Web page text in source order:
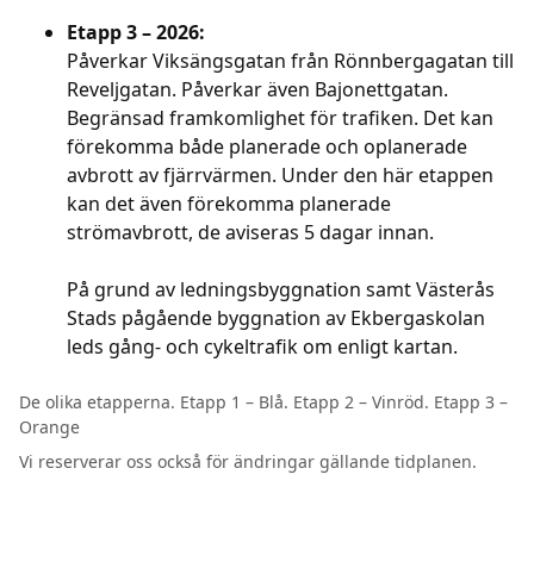
Etapp 3 – 2026:
Påverkar Viksängsgatan från Rönnbergagatan till
Reveljgatan. Påverkar även Bajonettgatan.
Begränsad framkomlighet för trafiken. Det kan
förekomma både planerade och oplanerade
avbrott av fjärrvärmen. Under den här etappen
kan det även förekomma planerade
strömavbrott, de aviseras 5 dagar innan.
På grund av ledningsbyggnation samt Västerås
Stads pågående byggnation av Ekbergaskolan
leds gång- och cykeltrafik om enligt kartan.
De olika etapperna. Etapp 1 – Blå. Etapp 2 – Vinröd. Etapp 3 –
Orange
Vi reserverar oss också för ändringar gällande tidplanen.